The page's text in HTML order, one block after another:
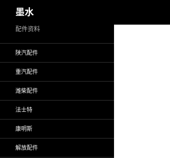
至
墨水
配件资料
陕汽配件
重汽配件
潍柴配件
法士特
康明斯
解放配件